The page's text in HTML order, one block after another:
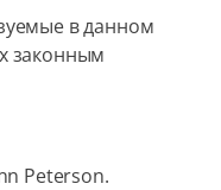
в данном
законным
Peterson.